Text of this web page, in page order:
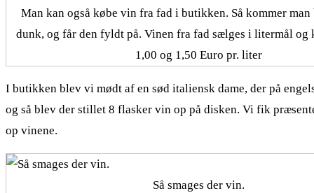
Man kan også købe vin fra fad i butikken. Så kommer man
dunk, og får den fyldt på. Vinen fra fad sælges i litermål og
1,00 og 1,50 Euro pr. liter
I butikken blev vi mødt af en sød italiensk dame, der på
og så blev der stillet 8 flasker vin op på disken. Vi fik
op vinene.
Så smages der vin.